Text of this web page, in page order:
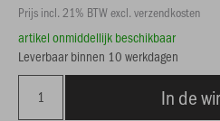
Prijs incl. 21% BTW excl. verzendkosten
artikel onmiddellijk beschikbaar
Leverbaar binnen 10 werkdagen
In de